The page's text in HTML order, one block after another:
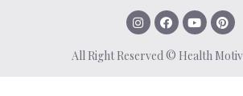
All Right Reserved © Health